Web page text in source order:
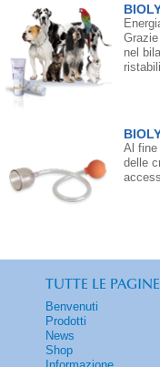
nel
Al fine
delle
TUTTE LE PAGINE
Benvenuti
Prodotti
News
Shop